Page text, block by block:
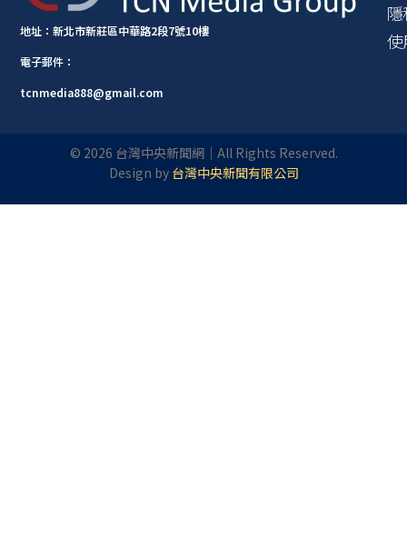
地址：新北市新莊區中華路2段7號10樓
電子郵件：
tcnmedia888@gmail.com
© 2026 台灣中央新聞網｜All Rights Reserved.
Design by 台灣中央新聞有限公司